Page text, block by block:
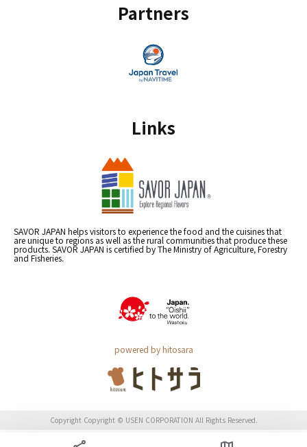
Partners
Links
SAVOR JAPAN helps visitors to experience the food and the cuisines that
are unique to regions as well as the rural communities that produce these
products. SAVOR JAPAN is certified by The Ministry of Agriculture, Forestry
and Fisheries.
powered by hitosara
Copyright Copyright © USEN CORPORATION All Rights Reserved.